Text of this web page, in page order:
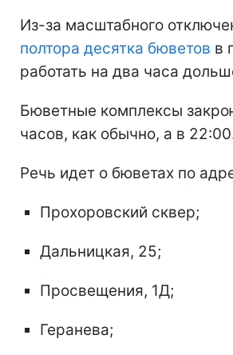
Из-за масштабного
полтора десятка бюветов в
работать на два часа
Бюветные комплексы
часов, как обычно, а в
Речь идет о бюветах по
Прохоровский сквер;
Дальницкая, 25;
Просвещения, 1Д;
Геранева;